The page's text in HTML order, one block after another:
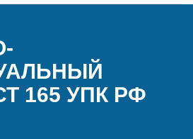
165 УПК РФ